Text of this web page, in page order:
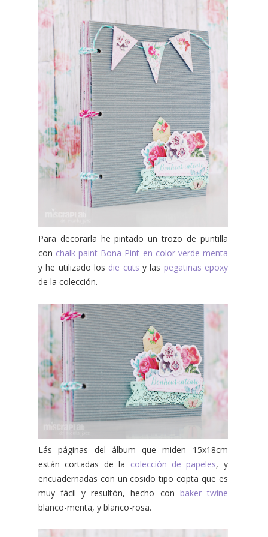
Para decorarla he pintado un trozo de puntilla
con chalk paint Bona Pint en color verde menta
y he utilizado los die cuts y las pegatinas epoxy
de la colección.
Lás páginas del álbum que miden 15x18cm
están cortadas de la colección de papeles, y
encuadernadas con un cosido tipo copta que es
muy fácil y resultón, hecho con baker twine
blanco-menta, y blanco-rosa.